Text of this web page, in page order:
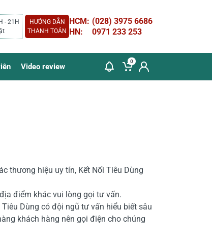
- 21H
HƯỚNG DẪN
THANH TOÁN
HCM: (028) 3975 6686
HN:
0971 233 253
Video review
0
thương hiệu uy tín, Kết Nối Tiêu Dùng
điểm khác vui lòng gọi tư vấn.
Dùng có đội ngũ tư vấn hiểu biết sâu
khách hàng nên gọi điện cho chúng